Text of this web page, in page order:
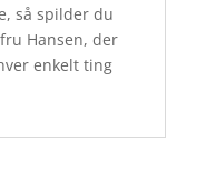
så spilder du
Hansen, der
enkelt ting